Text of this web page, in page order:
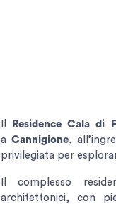
Residence Cala di
aCannigione,
privilegiata per
Il complesso
architettonici, con